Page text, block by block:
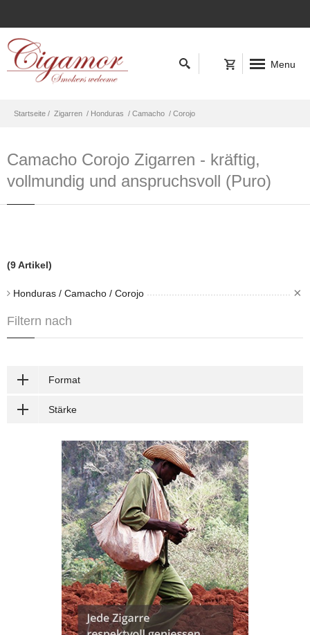
Menu
Startseite / Zigarren / Honduras / Camacho / Corojo
Camacho Corojo Zigarren - kräftig,
vollmundig und anspruchsvoll (Puro)
(9 Artikel)
Honduras / Camacho / Corojo ×
Filtern nach
Format
Stärke